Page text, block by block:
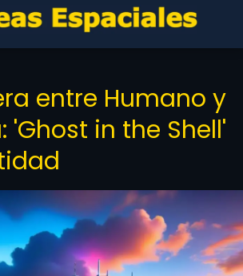
entre Humano y
'Ghost in the Shell'